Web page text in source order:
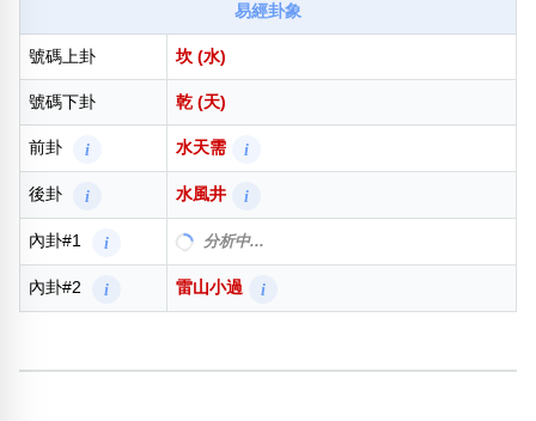
易經卦象
號碼上卦 坎 (水)
號碼下卦 乾 (天)
前卦 i 水天需 i
後卦 i 水風井 i
內卦#1 i 澤山咸 i
內卦#2 i 雷山小過 i